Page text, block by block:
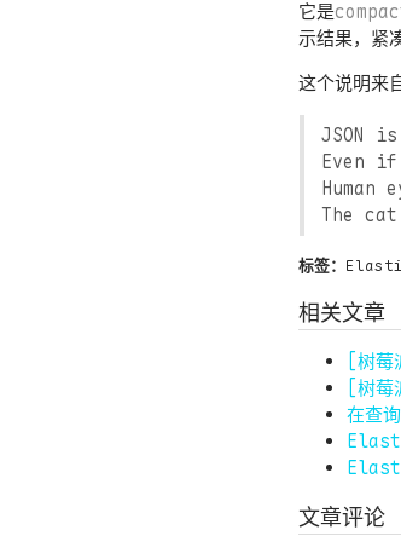
它是
示结果，紧
这个说明来
JSON
Even
The
标签：
相关文章
[树
[树
在查
文章评论